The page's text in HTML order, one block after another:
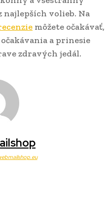
najlepších volieb. Na
môžete očakávať,
a prinesie
zdravých jedál.